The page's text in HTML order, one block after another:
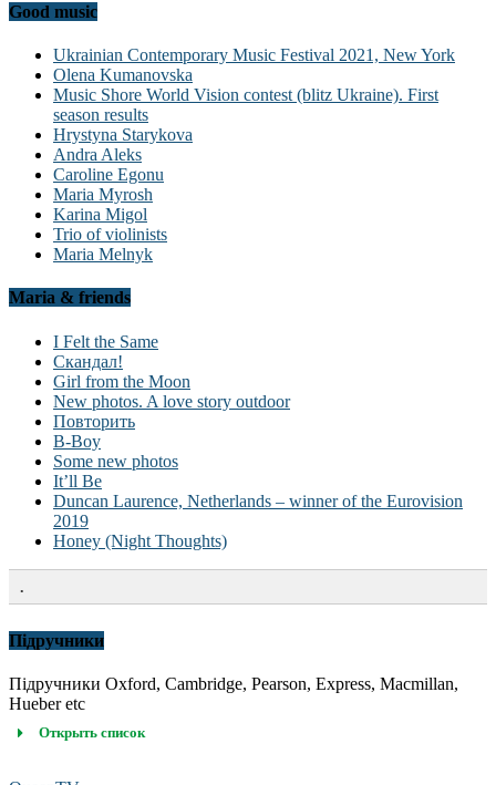
Good music
Ukrainian Contemporary Music Festival 2021, New York
Olena Kumanovska
Music Shore World Vision contest (blitz Ukraine). First
season results
Hrystyna Starykova
Andra Aleks
Caroline Egonu
Maria Myrosh
Karina Migol
Trio of violinists
Maria Melnyk
Maria & friends
I Felt the Same
Скандал!
Girl from the Moon
New photos. A love story outdoor
Повторить
B-Boy
Some new photos
It’ll Be
Duncan Laurence, Netherlands – winner of the Eurovision
2019
Honey (Night Thoughts)
.
Підручники
Підручники Oxford, Cambridge, Pearson, Express, Macmillan,
Hueber etc
Открыть список